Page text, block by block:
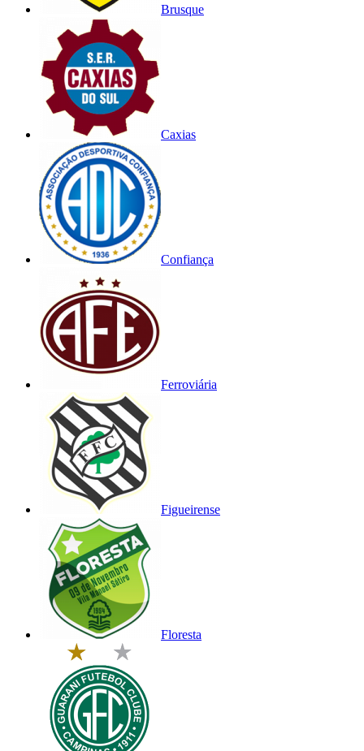
Brusque
Caxias
Confiança
Ferroviária
Figueirense
Floresta